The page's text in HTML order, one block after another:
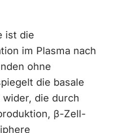
ist die
im Plasma nach
ohne
die basale
die durch
β-Zell-